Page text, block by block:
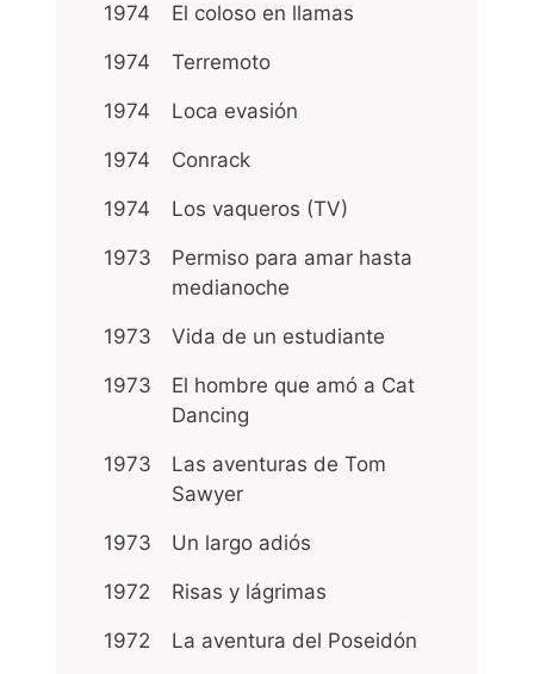
1974 El coloso en llamas
1974 Terremoto
1974 Loca evasión
1974 Conrack
1974 Los vaqueros (TV)
1973
Permiso para amar hasta
medianoche
1973 Vida de un estudiante
1973
El hombre que amó a Cat
Dancing
1973
Las aventuras de Tom
Sawyer
1973 Un largo adiós
1972 Risas y lágrimas
1972 La aventura del Poseidón